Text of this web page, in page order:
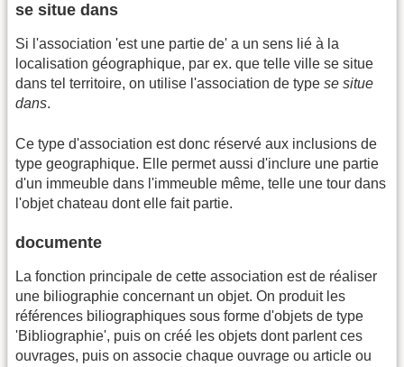
se situe dans
Si l'association 'est une partie de' a un sens lié à la
localisation géographique, par ex. que telle ville se situe
dans tel territoire, on utilise l'association de type se situe
dans.
Ce type d'association est donc réservé aux inclusions de
type geographique. Elle permet aussi d'inclure une partie
d'un immeuble dans l'immeuble même, telle une tour dans
l'objet chateau dont elle fait partie.
documente
La fonction principale de cette association est de réaliser
une biliographie concernant un objet. On produit les
références biliographiques sous forme d'objets de type
'Bibliographie', puis on créé les objets dont parlent ces
ouvrages, puis on associe chaque ouvrage ou article ou